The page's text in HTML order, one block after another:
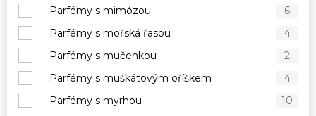
Parfémy s mimózou
6
Parfémy s mořská řasou
4
Parfémy s mučenkou
2
Parfémy s muškátovým oříškem
4
Parfémy s myrhou
10